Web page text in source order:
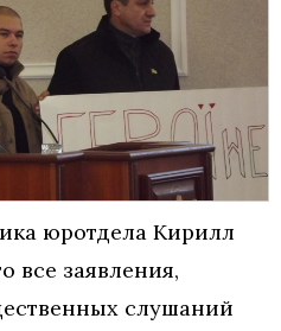
юротдела Кирилл
все заявления,
слушаний